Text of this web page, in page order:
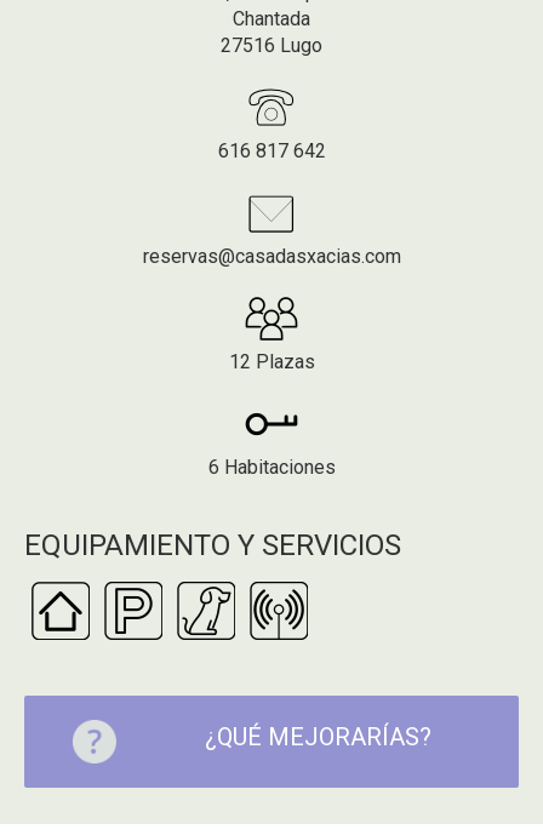
Chantada
27516 Lugo
616 817 642
reservas@casadasxacias.com
12 Plazas
6 Habitaciones
EQUIPAMIENTO Y SERVICIOS
¿QUÉ MEJORARÍAS?